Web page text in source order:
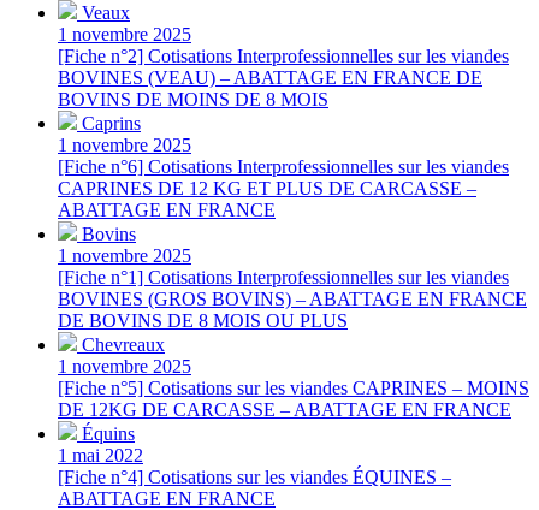
Veaux
1 novembre 2025
[Fiche n°2] Cotisations Interprofessionnelles sur les viandes
BOVINES (VEAU) – ABATTAGE EN FRANCE DE
BOVINS DE MOINS DE 8 MOIS
Caprins
1 novembre 2025
[Fiche n°6] Cotisations Interprofessionnelles sur les viandes
CAPRINES DE 12 KG ET PLUS DE CARCASSE –
ABATTAGE EN FRANCE
Bovins
1 novembre 2025
[Fiche n°1] Cotisations Interprofessionnelles sur les viandes
BOVINES (GROS BOVINS) – ABATTAGE EN FRANCE
DE BOVINS DE 8 MOIS OU PLUS
Chevreaux
1 novembre 2025
[Fiche n°5] Cotisations sur les viandes CAPRINES – MOINS
DE 12KG DE CARCASSE – ABATTAGE EN FRANCE
Équins
1 mai 2022
[Fiche n°4] Cotisations sur les viandes ÉQUINES –
ABATTAGE EN FRANCE